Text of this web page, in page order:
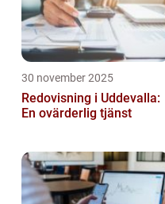
30 november 2025
Redovisning i Uddevalla:
En ovärderlig tjänst